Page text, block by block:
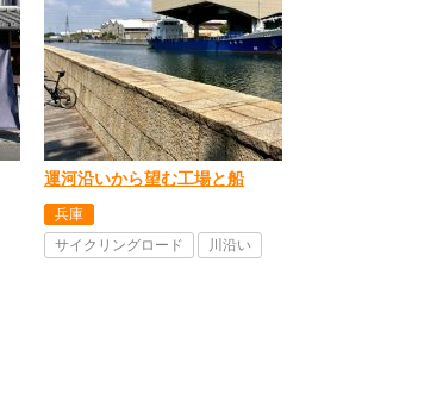
運河沿いから望む工場と船
兵庫
サイクリングロード
川沿い